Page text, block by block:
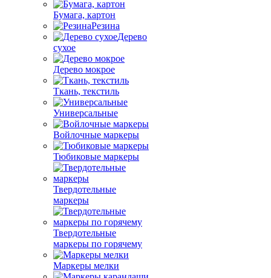
Бумага, картон
Резина
Дерево
сухое
Дерево мокрое
Ткань, текстиль
Универсальные
Войлочные маркеры
Тюбиковые маркеры
Твердотельные
маркеры
Твердотельные
маркеры по горячему
Маркеры мелки